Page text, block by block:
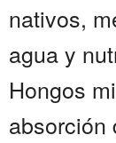
nativos,
agua y
Hongos
absorción